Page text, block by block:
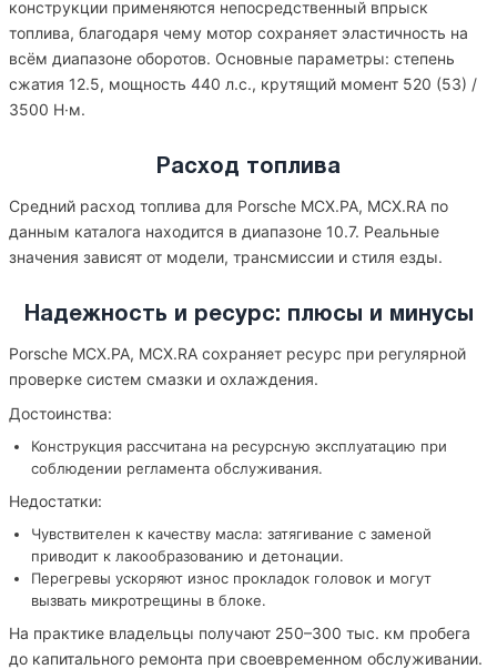
конструкции применяются непосредственный впрыск
топлива, благодаря чему мотор сохраняет эластичность на
всём диапазоне оборотов. Основные параметры: степень
сжатия 12.5, мощность 440 л.с., крутящий момент 520 (53) /
3500 Н·м.
Расход топлива
Средний расход топлива для Porsche MCX.PA, MCX.RA по
данным каталога находится в диапазоне 10.7. Реальные
значения зависят от модели, трансмиссии и стиля езды.
Надежность и ресурс: плюсы и минусы
Porsche MCX.PA, MCX.RA сохраняет ресурс при регулярной
проверке систем смазки и охлаждения.
Достоинства:
Конструкция рассчитана на ресурсную эксплуатацию при
соблюдении регламента обслуживания.
Недостатки:
Чувствителен к качеству масла: затягивание с заменой
приводит к лакообразованию и детонации.
Перегревы ускоряют износ прокладок головок и могут
вызвать микротрещины в блоке.
На практике владельцы получают 250–300 тыс. км пробега
до капитального ремонта при своевременном обслуживании.